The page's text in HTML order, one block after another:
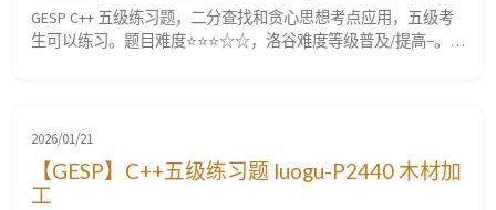
GESP C++ 五级练习题，二分查找和贪心思想考点应用，五级考
生可以练习。题目难度⭐⭐⭐☆☆，洛谷难度等级普及/提高−。
以任意顺序解决问题，...
2026/01/21
【GESP】C++五级练习题 luogu-P2440 木材加
工